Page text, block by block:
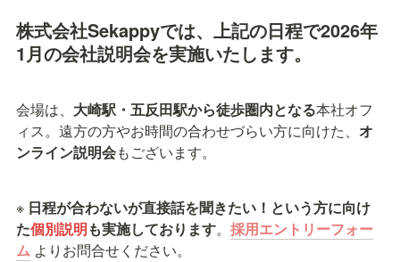
株式会社Sekappyでは、上記の日程で2026年
1月の会社説明会を実施いたします。
会場は、 大崎駅・五反田駅から徒歩圏内となる本社オフ
ィス。遠方の方やお時間の合わせづらい方に向けた、 オ
ンライン説明会もございます。
※ 日程が合わないが直接話を聞きたい！という方に向け
た個別説明も実施しております。 採用エントリーフォー
ム よりお問合せください。